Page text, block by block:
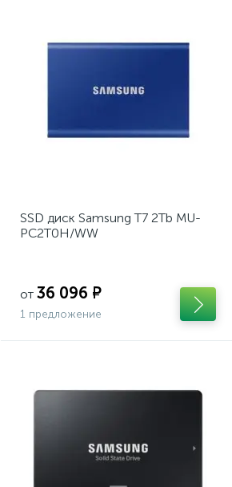
SSD диск Samsung T7 2Tb MU-
PC2T0H/WW
от 36 096 ₽
1 предложение